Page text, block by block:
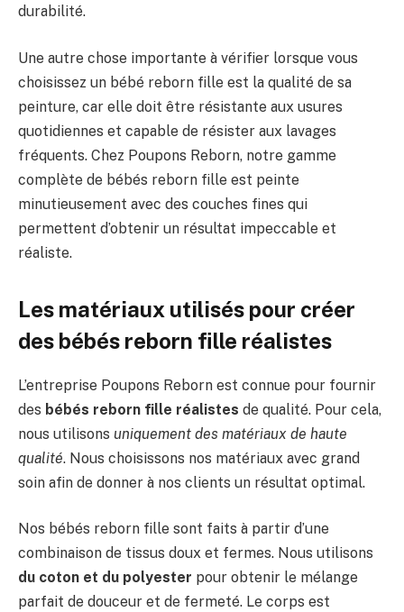
durabilité.
Une autre chose importante à vérifier lorsque vous
choisissez un bébé reborn fille est la qualité de sa
peinture, car elle doit être résistante aux usures
quotidiennes et capable de résister aux lavages
fréquents. Chez Poupons Reborn, notre gamme
complète de bébés reborn fille est peinte
minutieusement avec des couches fines qui
permettent d’obtenir un résultat impeccable et
réaliste.
Les matériaux utilisés pour créer
des bébés reborn fille réalistes
L’entreprise Poupons Reborn est connue pour fournir
des bébés reborn fille réalistes de qualité. Pour cela,
nous utilisons uniquement des matériaux de haute
qualité. Nous choisissons nos matériaux avec grand
soin afin de donner à nos clients un résultat optimal.
Nos bébés reborn fille sont faits à partir d’une
combinaison de tissus doux et fermes. Nous utilisons
du coton et du polyester pour obtenir le mélange
parfait de douceur et de fermeté. Le corps est